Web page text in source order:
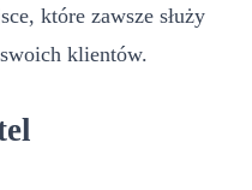
które zawsze służy
klientów.